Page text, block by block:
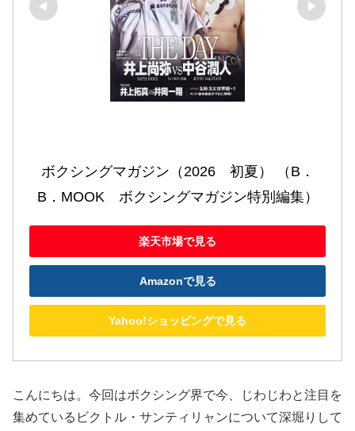
ボクシングマガジン（2026　初夏） （B．
B．MOOK　ボクシングマガジン特別編集）
楽天市場で見る
Amazonで見る
Yahoo!ショッピングで見る
こんにちは。今回はボクシング界で今、じわじわと注目を
集めているビクトル・サンティリャンについて深堀りして